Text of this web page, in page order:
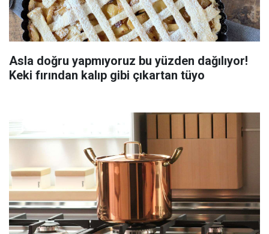
Asla doğru yapmıyoruz bu yüzden dağılıyor!
Keki fırından kalıp gibi çıkartan tüyo